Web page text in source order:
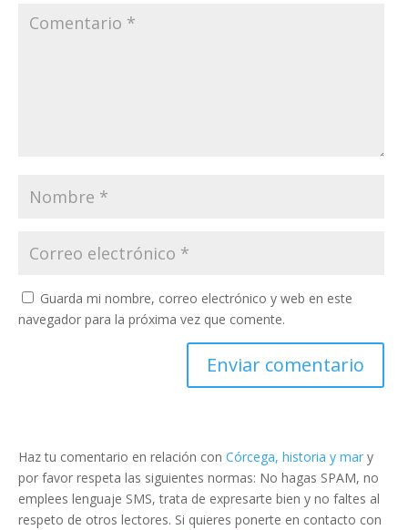
Guarda mi nombre, correo electrónico y web en este
navegador para la próxima vez que comente.
Haz tu comentario en relación con Córcega, historia y mar y
por favor respeta las siguientes normas: No hagas SPAM, no
emplees lenguaje SMS, trata de expresarte bien y no faltes al
respeto de otros lectores. Si quieres ponerte en contacto con